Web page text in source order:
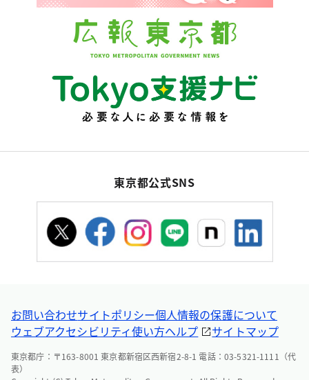
東京都公式SNS
お問い合わせサイトポリシー個人情報の保護について
ウェブアクセシビリティ使い方ヘルプ サイトマップ
東京都庁：〒163-8001 東京都新宿区西新宿2-8-1 電話：03-5321-1111（代
表）